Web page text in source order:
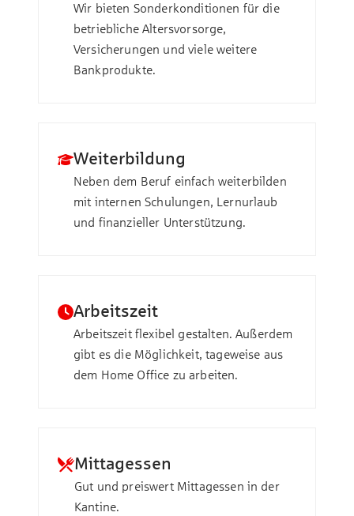
Wir bieten Sonderkonditionen für die
betriebliche Altersvorsorge,
Versicherungen und viele weitere
Bankprodukte.
Weiterbildung
Neben dem Beruf einfach weiterbilden
mit internen Schulungen, Lernurlaub
und finanzieller Unterstützung.
Arbeitszeit
Arbeitszeit flexibel gestalten. Außerdem
gibt es die Möglichkeit, tageweise aus
dem Home Office zu arbeiten.
Mittagessen
Gut und preiswert Mittagessen in der
Kantine.